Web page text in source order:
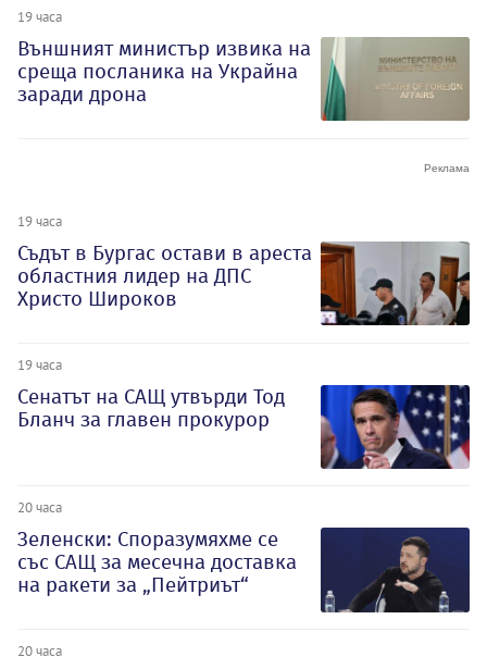
19 часа
Външният министър извика на
среща посланика на Украйна
заради дрона
19 часа
Съдът в Бургас остави в ареста
областния лидер на ДПС
Христо Широков
19 часа
Сенатът на САЩ утвърди Тод
Бланч за главен прокурор
20 часа
Зеленски: Споразумяхме се
със САЩ за месечна доставка
на ракети за „Пейтриът“
20 часа